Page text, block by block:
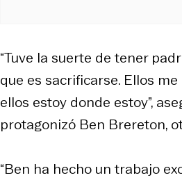
“Tuve la suerte de tener
que es sacrificarse. Ellos
ellos estoy donde estoy”,
protagonizó Ben Brereton,
“Ben ha hecho un trabajo